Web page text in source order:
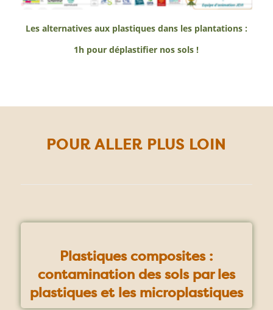
Les alternatives aux plastiques dans les plantations :
1h pour déplastifier nos sols !
POUR ALLER PLUS LOIN
Plastiques composites :
contamination des sols par les
plastiques et les microplastiques